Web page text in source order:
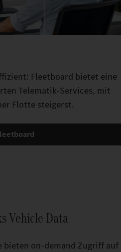
Fleetboard bietet eine
Telematik-Services, mit
Flotte steigerst.
Vehicle Data
bieten on-demand Zugriff auf